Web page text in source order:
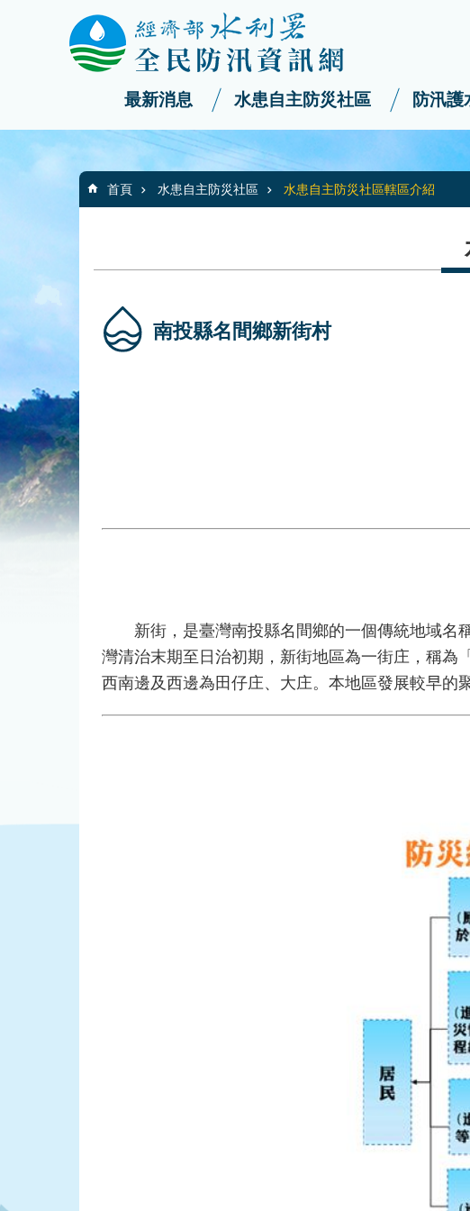
跳到主要內容區塊
最新消息 水患自主防災社區 防汛護
:::
首頁 水患自主防災社區 水患自主防災社區轄區介紹
南投縣名間鄉新街村
新街，是臺灣南投縣名間鄉的一個傳統地域名
灣清治末期至日治初期，新街地區為一街庄，稱為
西南邊及西邊為田仔庄、大庄。本地區發展較早的